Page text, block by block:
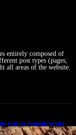
entirely composed of
post types (pages,
all areas of the website.
con un extraterrestre